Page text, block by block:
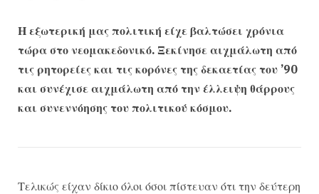
Η εξωτερική μας πολιτική είχε βαλτώσει χρόνια
τώρα στο νεομακεδονικό. Ξεκίνησε αιχμάλωτη από
τις ρητορείες και τις κορόνες της δεκαετίας του ’90
και συνέχισε αιχμάλωτη από την έλλειψη θάρρους
και συνεννόησης του πολιτικού κόσμου.
Τελικώς είχαν δίκιο όλοι όσοι πίστευαν ότι την δεύτερη